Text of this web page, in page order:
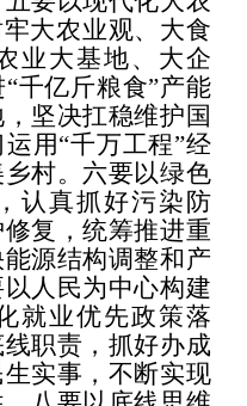
大农业观、大食
业大基地、大企
千亿斤粮食”产能
坚决扛稳维护国
用“千万工程”经
村。六要以绿色
认真抓好污染防
复，统筹推进重
源结构调整和产
人民为中心构建
就业优先政策落
职责，抓好办成
实事，不断实现